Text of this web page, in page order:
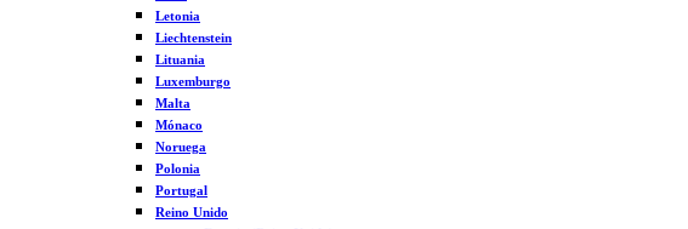
Letonia
Liechtenstein
Lituania
Luxemburgo
Malta
Mónaco
Noruega
Polonia
Portugal
Reino Unido